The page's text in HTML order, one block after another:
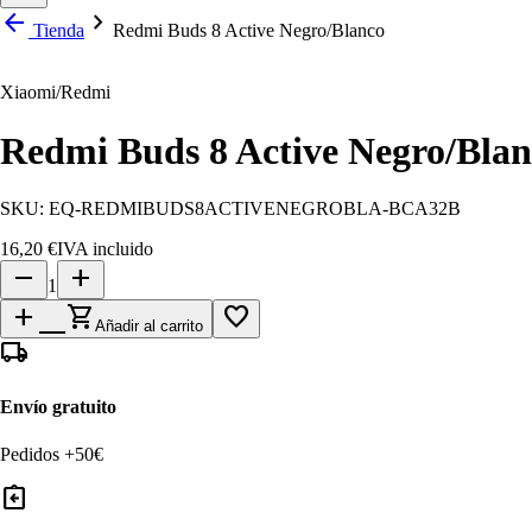
arrow_back Tienda chevron_right Redmi Buds 8 Active Negro/Blanco
Xiaomi/Redmi
Redmi Buds 8 Active Negro/
SKU: EQ-REDMIBUDS8ACTIVENEGROBLA-BCA32B
16,20 €IVA incluido
remove 1
add
add_shopping_cart Añadir al carrito
favorite_border
local_shipping
Envío gratuito
Pedidos +50€
assignment_return